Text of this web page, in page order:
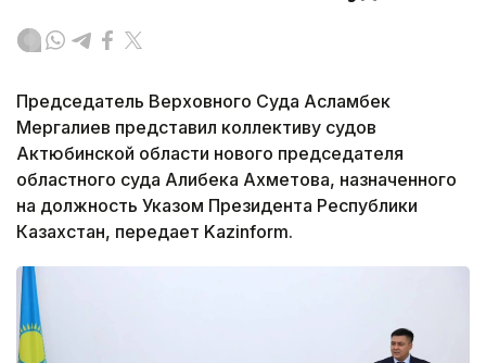
Председатель Верховного Суда Асламбек
Мергалиев представил коллективу судов
Актюбинской области нового председателя
областного суда Алибека Ахметова, назначенного
на должность Указом Президента Республики
Казахстан, передает Kazinform.